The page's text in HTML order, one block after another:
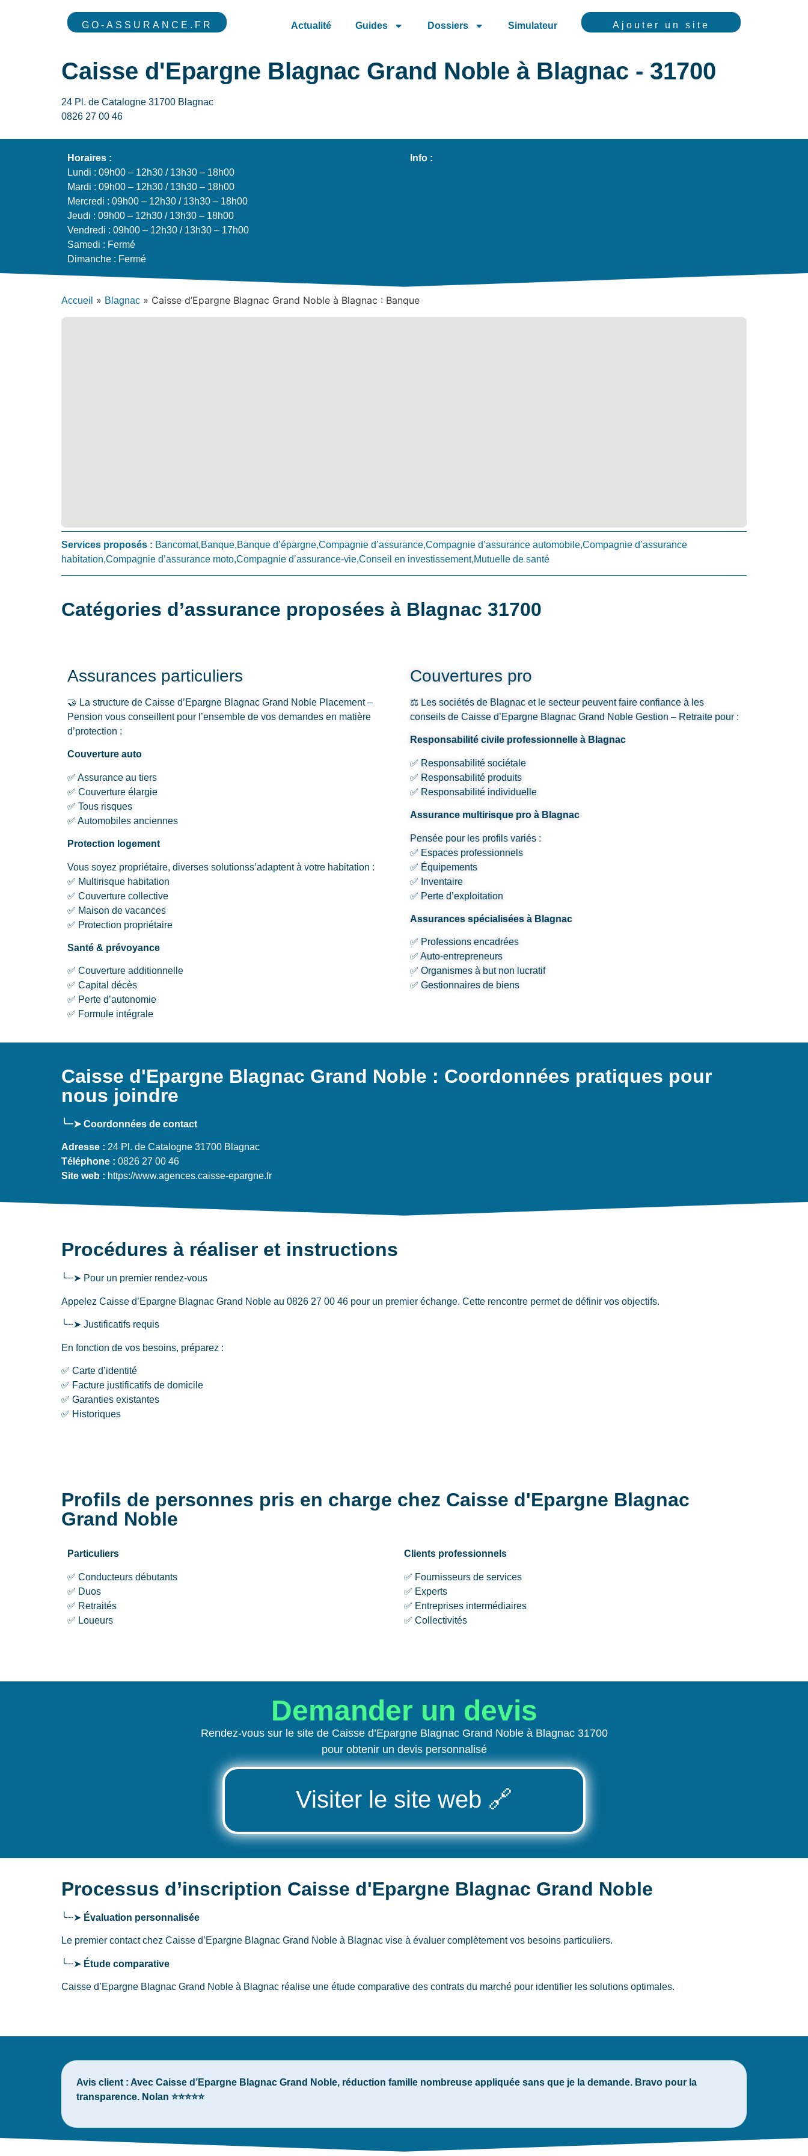
GO-ASSURANCE.FR Actualité Guides Dossiers Simulateur Ajouter un site
Caisse d'Epargne Blagnac Grand Noble à Blagnac - 31700
24 Pl. de Catalogne 31700 Blagnac
0826 27 00 46
Horaires :
Lundi : 09h00 – 12h30 / 13h30 – 18h00
Mardi : 09h00 – 12h30 / 13h30 – 18h00
Mercredi : 09h00 – 12h30 / 13h30 – 18h00
Jeudi : 09h00 – 12h30 / 13h30 – 18h00
Vendredi : 09h00 – 12h30 / 13h30 – 17h00
Samedi : Fermé
Dimanche : Fermé
Info :
Accueil » Blagnac » Caisse d’Epargne Blagnac Grand Noble à Blagnac : Banque
Services proposés : Bancomat,Banque,Banque d’épargne,Compagnie d’assurance,Compagnie d’assurance automobile,Compagnie d’assurance
habitation,Compagnie d’assurance moto,Compagnie d’assurance-vie,Conseil en investissement,Mutuelle de santé
Catégories d’assurance proposées à Blagnac 31700
Assurances particuliers
🤝 La structure de Caisse d’Epargne Blagnac Grand Noble Placement –
Pension vous conseillent pour l’ensemble de vos demandes en matière
d’protection :
Couverture auto
✅ Assurance au tiers
✅ Couverture élargie
✅ Tous risques
✅ Automobiles anciennes
Protection logement
Vous soyez propriétaire, diverses solutionss’adaptent à votre habitation :
✅ Multirisque habitation
✅ Couverture collective
✅ Maison de vacances
✅ Protection propriétaire
Santé & prévoyance
✅ Couverture additionnelle
✅ Capital décès
✅ Perte d’autonomie
✅ Formule intégrale
Couvertures pro
⚖️ Les sociétés de Blagnac et le secteur peuvent faire confiance à les
conseils de Caisse d’Epargne Blagnac Grand Noble Gestion – Retraite pour :
Responsabilité civile professionnelle à Blagnac
✅ Responsabilité sociétale
✅ Responsabilité produits
✅ Responsabilité individuelle
Assurance multirisque pro à Blagnac
Pensée pour les profils variés :
✅ Espaces professionnels
✅ Équipements
✅ Inventaire
✅ Perte d’exploitation
Assurances spécialisées à Blagnac
✅ Professions encadrées
✅ Auto-entrepreneurs
✅ Organismes à but non lucratif
✅ Gestionnaires de biens
Caisse d'Epargne Blagnac Grand Noble : Coordonnées pratiques pour
nous joindre
╰┈➤ Coordonnées de contact
Adresse : 24 Pl. de Catalogne 31700 Blagnac
Téléphone : 0826 27 00 46
Site web : https://www.agences.caisse-epargne.fr
Procédures à réaliser et instructions
╰┈➤ Pour un premier rendez-vous
Appelez Caisse d’Epargne Blagnac Grand Noble au 0826 27 00 46 pour un premier échange. Cette rencontre permet de définir vos objectifs.
╰┈➤ Justificatifs requis
En fonction de vos besoins, préparez :
✅ Carte d’identité
✅ Facture justificatifs de domicile
✅ Garanties existantes
✅ Historiques
Profils de personnes pris en charge chez Caisse d'Epargne Blagnac
Grand Noble
Particuliers
✅ Conducteurs débutants
✅ Duos
✅ Retraités
✅ Loueurs
Clients professionnels
✅ Fournisseurs de services
✅ Experts
✅ Entreprises intermédiaires
✅ Collectivités
Demander un devis
Rendez-vous sur le site de Caisse d’Epargne Blagnac Grand Noble à Blagnac 31700
pour obtenir un devis personnalisé
Visiter le site web 🔗
Processus d’inscription Caisse d'Epargne Blagnac Grand Noble
╰┈➤ Évaluation personnalisée
Le premier contact chez Caisse d’Epargne Blagnac Grand Noble à Blagnac vise à évaluer complètement vos besoins particuliers.
╰┈➤ Étude comparative
Caisse d’Epargne Blagnac Grand Noble à Blagnac réalise une étude comparative des contrats du marché pour identifier les solutions optimales.
Avis client : Avec Caisse d’Epargne Blagnac Grand Noble, réduction famille nombreuse appliquée sans que je la demande. Bravo pour la
transparence. Nolan ⭐⭐⭐⭐⭐